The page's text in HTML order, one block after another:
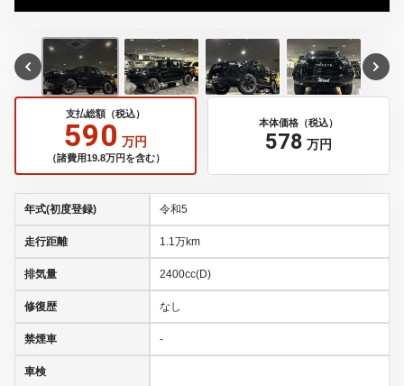
支払総額（税込）
590 万円
（諸費用19.8万円を含む）
本体価格（税込）
578 万円
年式(初度登録) 令和5
走行距離 1.1万km
排気量 2400cc(D)
修復歴 なし
禁煙車 -
車検